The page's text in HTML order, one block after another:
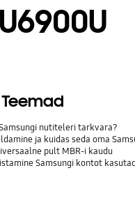
nutiteleri tarkvara?
ja kuidas seda oma
pult MBR-i kaudu
Samsungi kontot